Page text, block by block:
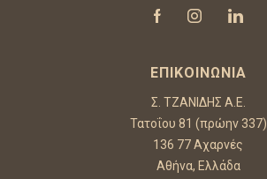
ΕΠΙΚΟΙΝΩΝΊΑ
Σ. ΤΖΑΝΙΔΗΣ Α.Ε.
Τατοΐου 81 (πρώην 337)
136 77 Αχαρνές
Αθήνα, Ελλάδα